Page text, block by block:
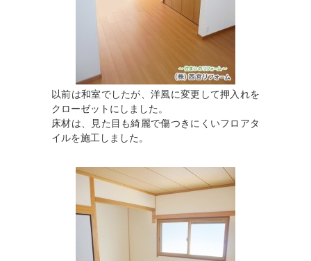
以前は和室でしたが、洋風に変更して押入れを
クローゼットにしました。
床材は、見た目も綺麗で傷つきにくいフロアタ
イルを施工しました。